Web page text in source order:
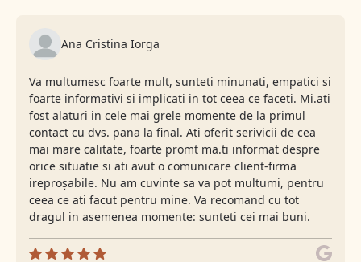
Ana Cristina Iorga
Va multumesc foarte mult, sunteti minunati, empatici si
foarte informativi si implicati in tot ceea ce faceti. Mi.ati
fost alaturi in cele mai grele momente de la primul
contact cu dvs. pana la final. Ati oferit serivicii de cea
mai mare calitate, foarte promt ma.ti informat despre
orice situatie si ati avut o comunicare client-firma
ireproșabile. Nu am cuvinte sa va pot multumi, pentru
ceea ce ati facut pentru mine. Va recomand cu tot
dragul in asemenea momente: sunteti cei mai buni.